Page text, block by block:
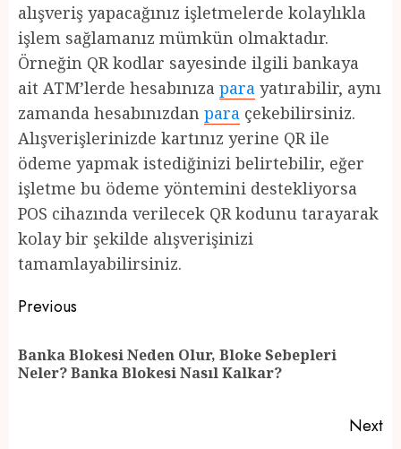
alışveriş yapacağınız işletmelerde kolaylıkla
işlem sağlamanız mümkün olmaktadır.
Örneğin QR kodlar sayesinde ilgili bankaya
ait ATM’lerde hesabınıza para yatırabilir, aynı
zamanda hesabınızdan para çekebilirsiniz.
Alışverişlerinizde kartınız yerine QR ile
ödeme yapmak istediğinizi belirtebilir, eğer
işletme bu ödeme yöntemini destekliyorsa
POS cihazında verilecek QR kodunu tarayarak
kolay bir şekilde alışverişinizi
tamamlayabilirsiniz.
Post
navigation
Previous
Banka Blokesi Neden Olur, Bloke Sebepleri
Neler? Banka Blokesi Nasıl Kalkar?
Next